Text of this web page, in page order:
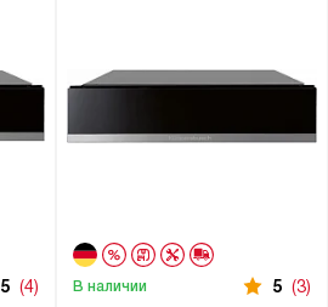
5 (4) В наличии 5 (3)